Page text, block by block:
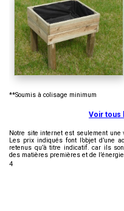
**Soumis à colisage minimum
Voir tous
Notre site internet est seulement
Les prix indiqués font l’objet d’une
retenus qu’à titre indicatif. car ils
des matières premières et de l’énergie
4